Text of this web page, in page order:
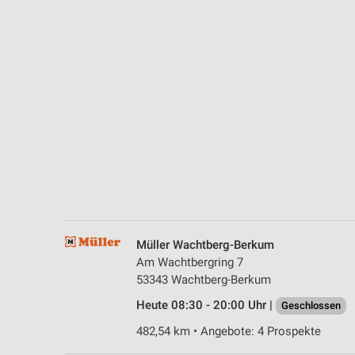
Müller Wachtberg-Berkum
Am Wachtbergring 7
53343 Wachtberg-Berkum
Heute 08:30 - 20:00 Uhr |
Geschlossen
482,54 km • Angebote: 4 Prospekte